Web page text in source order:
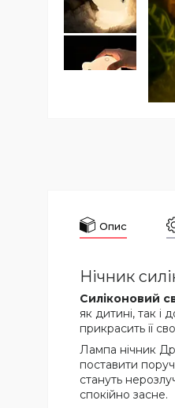
Опис
Нічник
Силіконовий
як дитині, так
прикрасить її
Лампа нічник
поставити
стануть
спокійно засне.